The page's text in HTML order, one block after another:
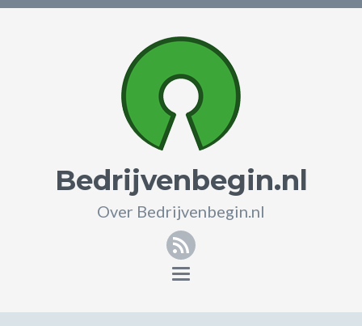
Bedrijvenbegin.nl
Over Bedrijvenbegin.nl
RSS
Toggle